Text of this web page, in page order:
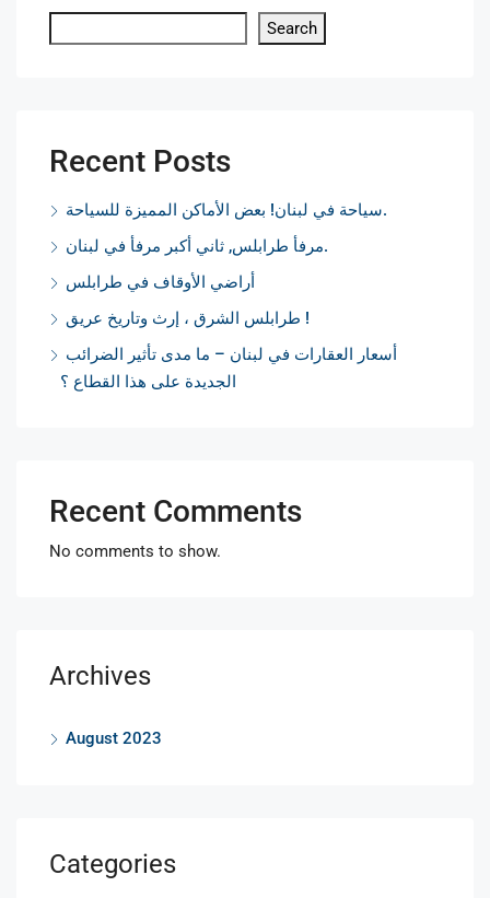
Search
Recent Posts
سياحة في لبنان! بعض الأماكن المميزة للسياحة.
مرفأ طرابلس, ثاني أكبر مرفأ في لبنان.
أراضي الأوقاف في طرابلس
طرابلس الشرق ، إرث وتاريخ عريق !
أسعار العقارات في لبنان – ما مدى تأثير الضرائب
الجديدة على هذا القطاع ؟
Recent Comments
No comments to show.
Archives
August 2023
Categories